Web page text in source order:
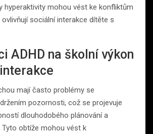
hyperaktivity mohou vést ke konfliktům
sociální interakce dítěte s
ADHD na školní výkon
mají často problémy se
pozornosti, což se projevuje
dlouhodobého plánování a
Tyto obtíže mohou vést k